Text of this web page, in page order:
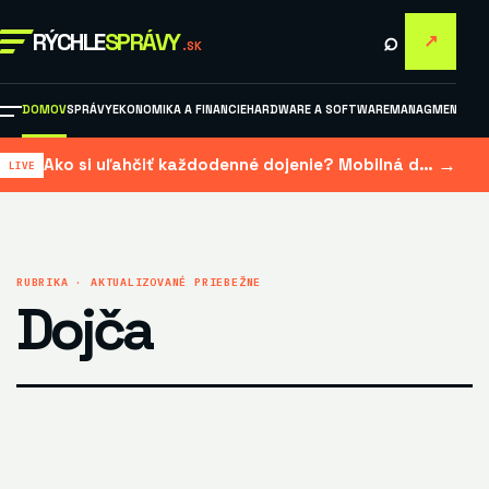
RÝCHLESPRÁVY .SK ⌕ ↗
DOMOVSPRÁVYEKONOMIKA A FINANCIEHARDWARE A SOFTWAREMANAGMENT A
Ako si uľahčiť každodenné dojenie? Mobilná dojačka šetrí čas aj námahu →
RUBRIKA · AKTUALIZOVANÉ PRIEBEŽNE
Dojča